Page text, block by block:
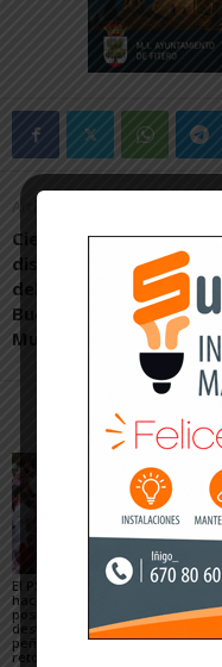
Artículo anterior
Cientos de riberos
disfrutaron de las
del Santo Cristo de la
Buena Siembra de
Murchante
Artículos
El PSN-PSOE de Tudela
hace un balance
positivo de las fiestas,
destaca el papel de las
peñas y plantea los
retos para mejorarlas
de
de